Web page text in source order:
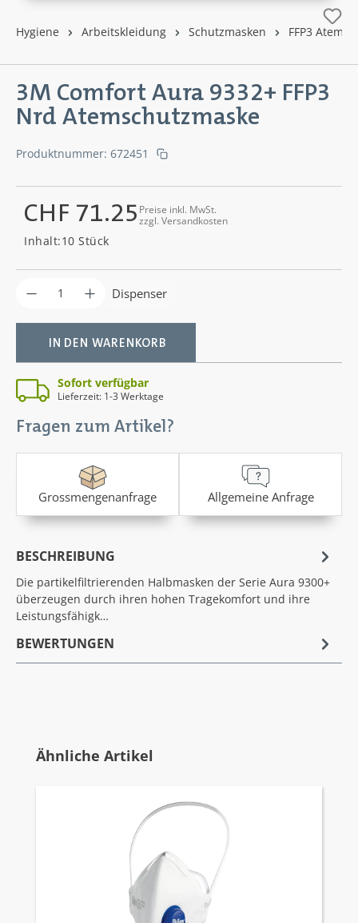
Hygiene Arbeitskleidung Schutzmasken FFP3
3M Comfort Aura 9332+ FFP3
Nrd Atemschutzmaske
Regulärer Preis:
CHF 71.25 Preise inkl. MwSt.
zzgl. Versandkosten
Inhalt:10 Stück
Produkt Anzahl: Gib den gewünschten
Dispenser
IN DEN WARENKORB
Sofort verfügbar
Lieferzeit: 1-3 Werktage
Produktnummer: 672451
Fragen zum Artikel?
Grossmengenanfrage Allgemeine Anfrage
BESCHREIBUNG
Die partikelfiltrierenden Halbmasken der Serie Aura 9300+
überzeugen durch ihren hohen Tragekomfort und ihre
Leistungsfähigk…
BEWERTUNGEN
Produktgalerie überspringen
Ähnliche Artikel